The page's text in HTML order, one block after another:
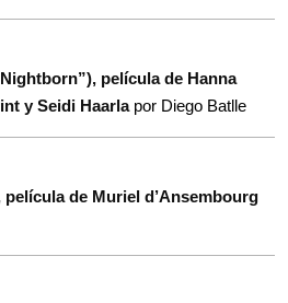
película de Hanna
y Seidi Haarla por Diego Batlle
de Muriel d’Ansembourg